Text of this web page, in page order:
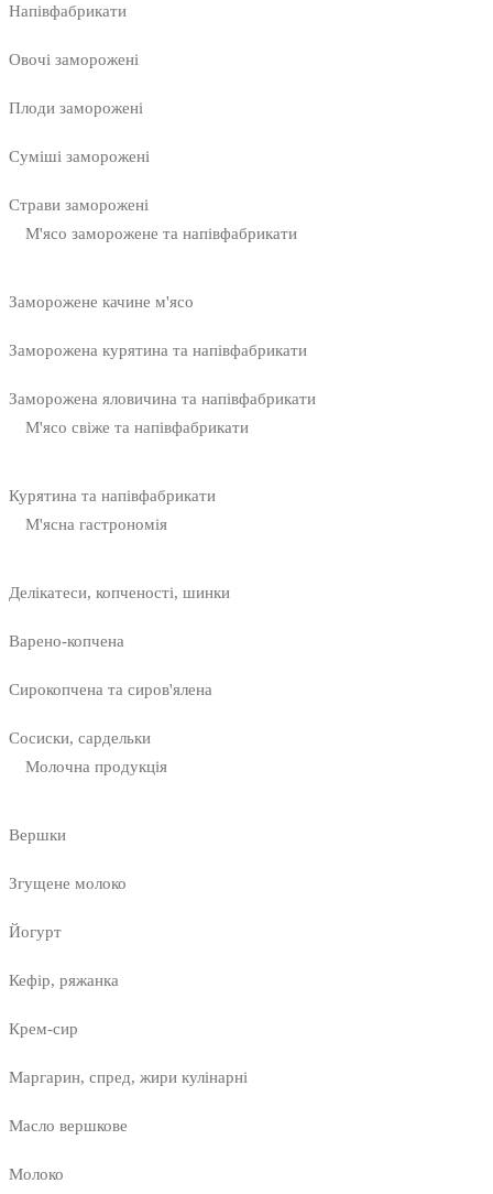
Напівфабрикати
Овочі заморожені
Плоди заморожені
Суміші заморожені
Страви заморожені
М'ясо заморожене та напівфабрикати
Заморожене качине м'ясо
Заморожена курятина та напівфабрикати
Заморожена яловичина та напівфабрикати
М'ясо свіже та напівфабрикати
Курятина та напівфабрикати
М'ясна гастрономія
Делікатеси, копченості, шинки
Варено-копчена
Сирокопчена та сиров'ялена
Сосиски, сардельки
Молочна продукція
Вершки
Згущене молоко
Йогурт
Кефір, ряжанка
Крем-сир
Маргарин, спред, жири кулінарні
Масло вершкове
Молоко